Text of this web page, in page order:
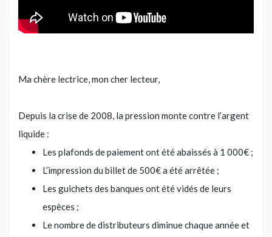
Ma chère lectrice, mon cher lecteur,
Depuis la crise de 2008, la pression monte contre l’argent
liquide :
Les plafonds de paiement ont été abaissés à 1 000€ ;
L’impression du billet de 500€ a été arrêtée ;
Les guichets des banques ont été vidés de leurs
espèces ;
Le nombre de distributeurs diminue chaque année et